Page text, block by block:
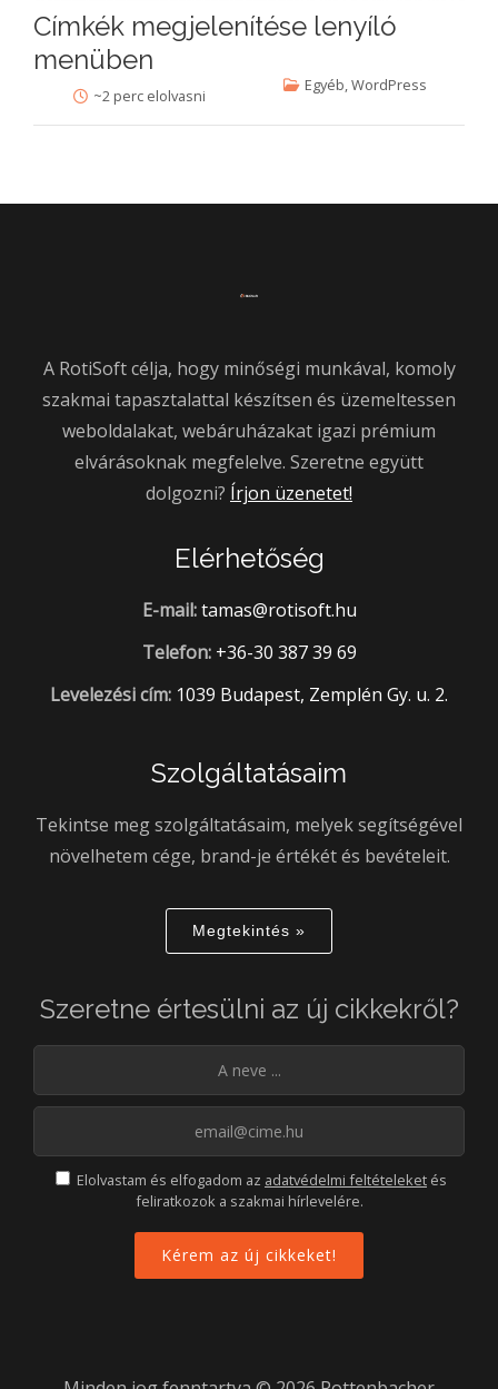
Címkék megjelenítése lenyíló
menüben
~2 perc elolvasni
Egyéb,WordPress
A RotiSoft célja, hogy minőségi munkával, komoly
szakmai tapasztalattal készítsen és üzemeltessen
weboldalakat, webáruházakat igazi prémium
elvárásoknak megfelelve. Szeretne együtt
dolgozni? Írjon üzenetet!
Elérhetőség
E-mail: tamas@rotisoft.hu
Telefon: +36-30 387 39 69
Levelezési cím: 1039 Budapest, Zemplén Gy. u. 2.
Szolgáltatásaim
Tekintse meg szolgáltatásaim, melyek segítségével
növelhetem cége, brand-je értékét és bevételeit.
Megtekintés »
Szeretne értesülni az új cikkekről?
Elolvastam és elfogadom az adatvédelmi feltételeket és
feliratkozok a szakmai hírlevelére.